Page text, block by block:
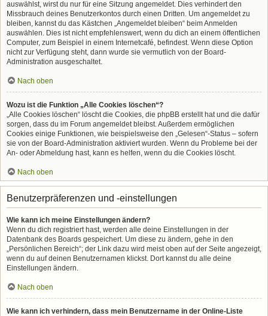
auswählst, wirst du nur für eine Sitzung angemeldet. Dies verhindert den
Missbrauch deines Benutzerkontos durch einen Dritten. Um angemeldet zu
bleiben, kannst du das Kästchen „Angemeldet bleiben“ beim Anmelden
auswählen. Dies ist nicht empfehlenswert, wenn du dich an einem öffentlichen
Computer, zum Beispiel in einem Internetcafé, befindest. Wenn diese Option
nicht zur Verfügung steht, dann wurde sie vermutlich von der Board-
Administration ausgeschaltet.
Nach oben
Wozu ist die Funktion „Alle Cookies löschen“?
„Alle Cookies löschen“ löscht die Cookies, die phpBB erstellt hat und die dafür
sorgen, dass du im Forum angemeldet bleibst. Außerdem ermöglichen
Cookies einige Funktionen, wie beispielsweise den „Gelesen“-Status – sofern
sie von der Board-Administration aktiviert wurden. Wenn du Probleme bei der
An- oder Abmeldung hast, kann es helfen, wenn du die Cookies löscht.
Nach oben
Benutzerpräferenzen und -einstellungen
Wie kann ich meine Einstellungen ändern?
Wenn du dich registriert hast, werden alle deine Einstellungen in der
Datenbank des Boards gespeichert. Um diese zu ändern, gehe in den
„Persönlichen Bereich“; der Link dazu wird meist oben auf der Seite angezeigt,
wenn du auf deinen Benutzernamen klickst. Dort kannst du alle deine
Einstellungen ändern.
Nach oben
Wie kann ich verhindern, dass mein Benutzername in der Online-Liste